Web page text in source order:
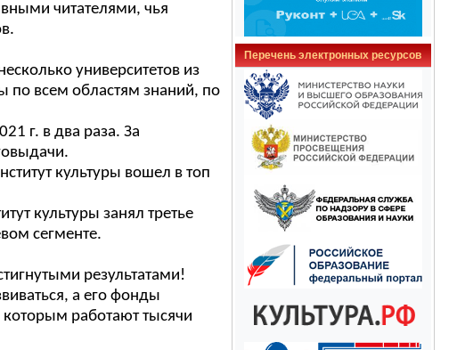
читателями, чья
университетов из
по всем областям знаний, по
г. в два раза. За
культуры вошел в топ
культуры занял третье
сегменте.
результатами!
а его фонды
которым работают тысячи
Перечень электронных ресурсов